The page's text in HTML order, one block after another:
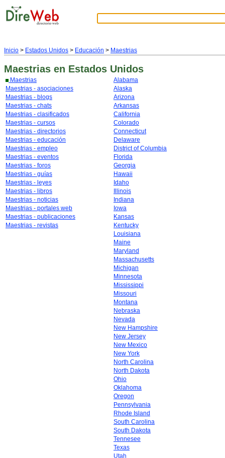
Inicio > Estados Unidos > Educación > Maestrias
Maestrias en Estados Unidos
Maestrias
Maestrias - asociaciones
Maestrias - blogs
Maestrias - chats
Maestrias - clasificados
Maestrias - cursos
Maestrias - directorios
Maestrias - educación
Maestrias - empleo
Maestrias - eventos
Maestrias - foros
Maestrias - guías
Maestrias - leyes
Maestrias - libros
Maestrias - noticias
Maestrias - portales web
Maestrias - publicaciones
Maestrias - revistas
Alabama
Alaska
Arizona
Arkansas
California
Colorado
Connecticut
Delaware
District of Columbia
Florida
Georgia
Hawaii
Idaho
Illinois
Indiana
Iowa
Kansas
Kentucky
Louisiana
Maine
Maryland
Massachusetts
Michigan
Minnesota
Mississippi
Missouri
Montana
Nebraska
Nevada
New Hampshire
New Jersey
New Mexico
New York
North Carolina
North Dakota
Ohio
Oklahoma
Oregon
Pennsylvania
Rhode Island
South Carolina
South Dakota
Tennesee
Texas
Utah